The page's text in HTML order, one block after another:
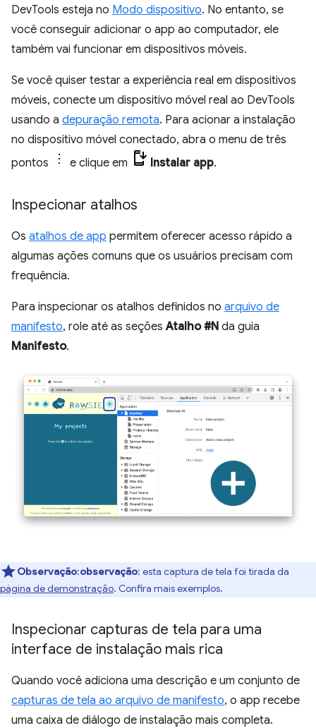
DevTools esteja no Modo dispositivo. No entanto, se
você conseguir adicionar o app ao computador, ele
também vai funcionar em dispositivos móveis.
Se você quiser testar a experiência real em dispositivos
móveis, conecte um dispositivo móvel real ao DevTools
usando a depuração remota. Para acionar a instalação
no dispositivo móvel conectado, abra o menu de três
pontos
e clique em Instalar app.
Inspecionar atalhos
Os atalhos de app permitem oferecer acesso rápido a
algumas ações comuns que os usuários precisam com
frequência.
Para inspecionar os atalhos definidos no arquivo de
manifesto, role até as seçõesAtalho #N da guia
Manifesto.
Observação:observação: esta captura de tela foi tirada da
página de demonstração. Confira mais exemplos.
Inspecionar capturas de tela para uma
interface de instalação mais rica
Quando você adiciona uma descrição e um conjunto de
capturas de tela ao arquivo de manifesto, o app recebe
uma caixa de diálogo de instalação mais completa.